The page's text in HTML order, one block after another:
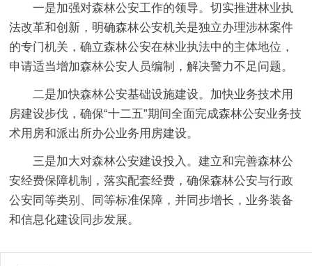
一是加强对森林公安工作的领导。切实推进林业执
法改革和创新，明确森林公安机关是独立办理涉林案件
的专门机关，确立森林公安在林业执法中的主体地位，
申请适当增加森林公安人员编制，解决警力不足问题。
二是加快森林公安基础设施建设。加快业务技术用
房建设步伐，确保“十二五”期间全面完成森林公安业务技
术用房和派出所办公业务用房建设。
三是加大对森林公安建设投入。建立和完善森林公
安经费保障机制，落实配套经费，确保森林公安与行政
公安同等类别、同等标准保障，并同步增长，业务装备
和信息化建设同步发展。